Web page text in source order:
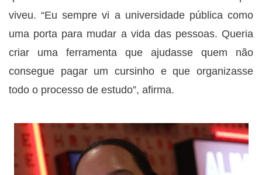
viveu. “Eu sempre vi a universidade pública como
uma porta para mudar a vida das pessoas. Queria
criar uma ferramenta que ajudasse quem não
consegue pagar um cursinho e que organizasse
todo o processo de estudo”, afirma.